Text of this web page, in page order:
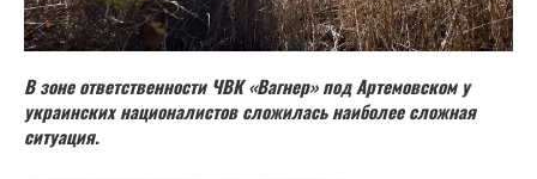
В зоне ответственности ЧВК «Вагнер» под Артемовском у
украинских националистов сложилась наиболее сложная
ситуация.